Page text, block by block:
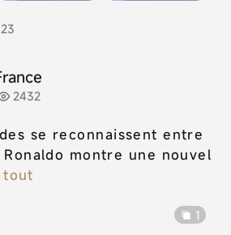
23
2432
se reconnaissent entre
montre une nouvel
1